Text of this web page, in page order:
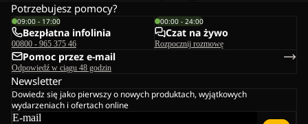
Potrzebujesz pomocy?
09:00 - 17:00
Bezpłatna infolinia
00800 - 965 375 46
00:00 - 24:00
Czat na żywo
Rozpocznij rozmowę
Pomoc przez e-mail
Odpowiedź w ciągu 48 godzin
Newsletter
Dowiedz się jako pierwszy o nowych produktach, wyjątkowych
wydarzeniach i ofertach online
E-mail